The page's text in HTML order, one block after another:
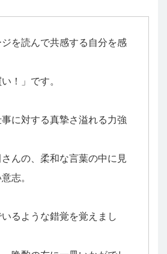
を読んで共感する自分を感
！」です。
に対する真摯さ溢れる力強
んの、柔和な言葉の中に見
志。
るような錯覚を覚えまし